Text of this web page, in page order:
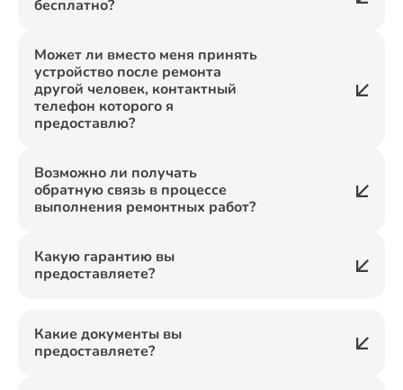
бесплатно?
Может ли вместо меня принять
устройство после ремонта
другой человек, контактный
телефон которого я
предоставлю?
Возможно ли получать
обратную связь в процессе
выполнения ремонтных работ?
Какую гарантию вы
предоставляете?
Какие документы вы
предоставляете?